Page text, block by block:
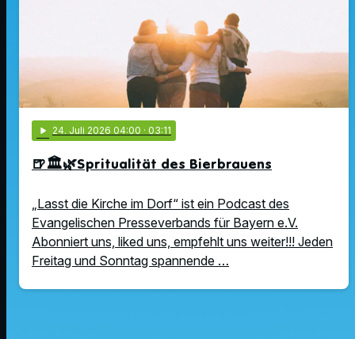
play_arrow 24. Juli 2026 04:00 · 03:11
🍺🏛️🌿Spritualität des Bierbrauens
„Lasst die Kirche im Dorf“ ist ein Podcast des
Evangelischen Presseverbands für Bayern e.V.
Abonniert uns, liked uns, empfehlt uns weiter!!! Jeden
Freitag und Sonntag spannende …